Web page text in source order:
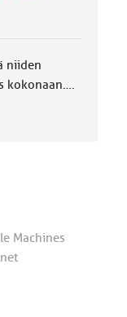
niiden
kokonaan….
Machines